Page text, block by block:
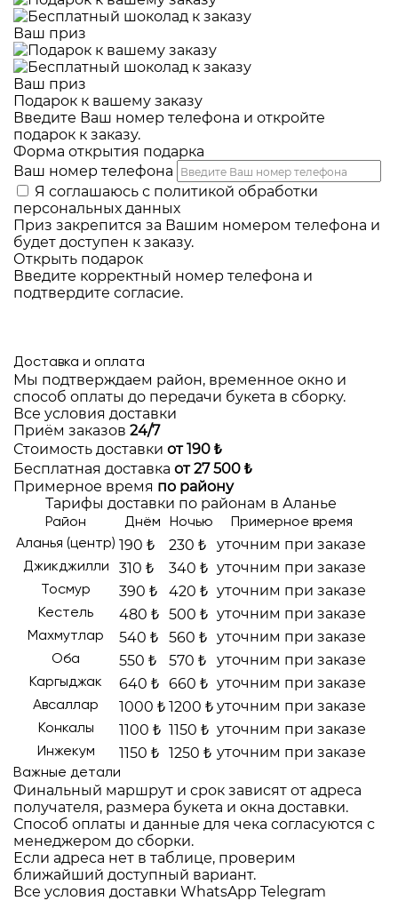
Ваш приз
Ваш приз
Подарок к вашему заказу
Введите Ваш номер телефона и откройте
подарок к заказу.
Форма открытия подарка
Ваш номер телефона
Я соглашаюсь с политикой обработки
персональных данных
Приз закрепится за Вашим номером телефона и
будет доступен к заказу.
Открыть подарок
Введите корректный номер телефона и
подтвердите согласие.
Доставка и оплата
Мы подтверждаем район, временное окно и
способ оплаты до передачи букета в сборку.
Все условия доставки
Приём заказов 24/7
Стоимость доставки от 190 ₺
Бесплатная доставка от 27 500 ₺
Примерное время по району
Тарифы доставки по районам в Аланье
Район Днём Ночью
Примерное время
Аланья (центр) 190 ₺ 230 ₺ уточним при заказе
Джикджилли 310 ₺ 340 ₺ уточним при заказе
Тосмур 390 ₺ 420 ₺ уточним при заказе
Кестель 480 ₺ 500 ₺ уточним при заказе
Махмутлар 540 ₺ 560 ₺ уточним при заказе
Оба 550 ₺ 570 ₺ уточним при заказе
Каргыджак 640 ₺ 660 ₺ уточним при заказе
Авсаллар 1000 ₺ 1200 ₺ уточним при заказе
Конкалы 1100 ₺ 1150 ₺ уточним при заказе
Инжекум 1150 ₺ 1250 ₺ уточним при заказе
Важные детали
Финальный маршрут и срок зависят от адреса
получателя, размера букета и окна доставки.
Способ оплаты и данные для чека согласуются с
менеджером до сборки.
Если адреса нет в таблице, проверим
ближайший доступный вариант.
Все условия доставки WhatsApp Telegram